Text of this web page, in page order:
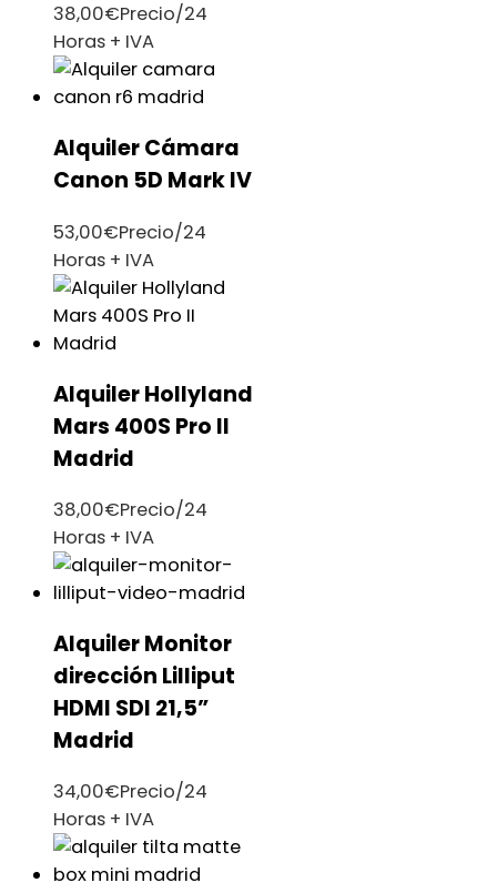
38,00€Precio/24
Horas + IVA
Alquiler Cámara
Canon 5D Mark IV
53,00€Precio/24
Horas + IVA
Alquiler Hollyland
Mars 400S Pro II
Madrid
38,00€Precio/24
Horas + IVA
Alquiler Monitor
dirección Lilliput
HDMI SDI 21,5”
Madrid
34,00€Precio/24
Horas + IVA